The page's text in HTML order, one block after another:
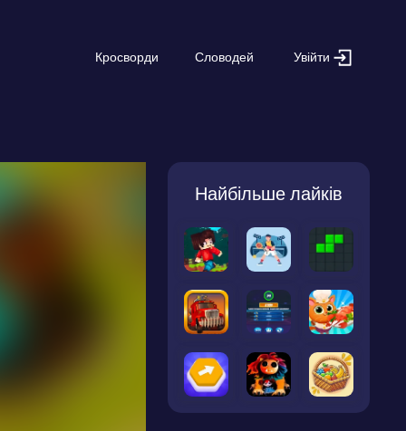
Кросворди Словодей Увійти
Найбільше лайків